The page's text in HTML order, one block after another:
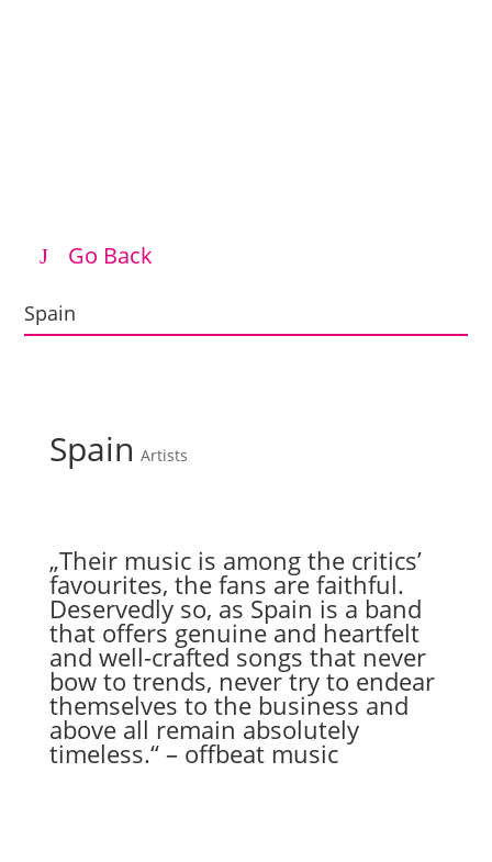
Go Back
Spain
Spain Artists
„Their music is among the critics’
favourites, the fans are faithful.
Deservedly so, as Spain is a band
that offers genuine and heartfelt
and well-crafted songs that never
bow to trends, never try to endear
themselves to the business and
above all remain absolutely
timeless.“ – offbeat music